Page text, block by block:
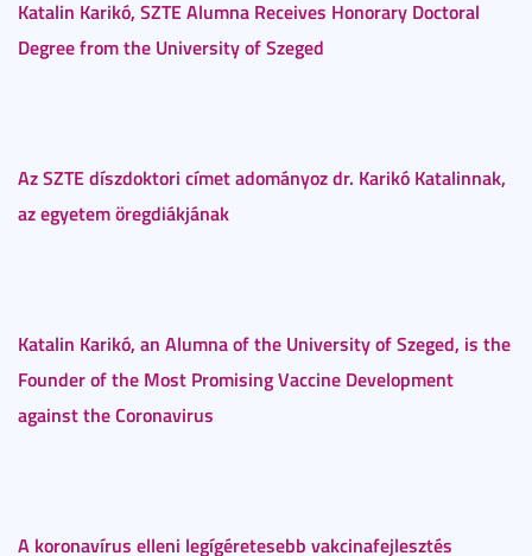
Katalin Karikó, SZTE Alumna Receives Honorary Doctoral
Degree from the University of Szeged
Az SZTE díszdoktori címet adományoz dr. Karikó Katalinnak,
az egyetem öregdiákjának
Katalin Karikó, an Alumna of the University of Szeged, is the
Founder of the Most Promising Vaccine Development
against the Coronavirus
A koronavírus elleni legígéretesebb vakcinafejlesztés